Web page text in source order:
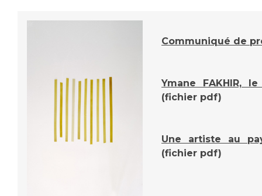
La Commission Des Usagers (CDU)
Les Comités Locaux des Usagers
Le projet des usagers
Dossiers de presse
Fournisseurs
Rôles et missions
Liste des marchés conclus
Documents utiles
Communiqué de
Ymane FAKHIR,
(fichier pdf)
Une artiste au
(fichier pdf)